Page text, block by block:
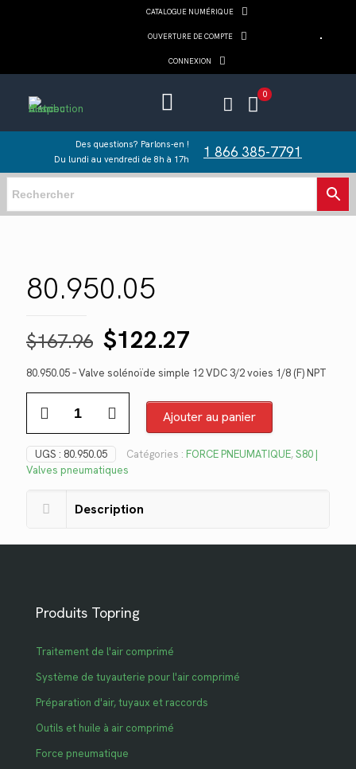
CATALOGUE NUMÉRIQUE
OUVERTURE DE COMPTE
CONNEXION
0
Des questions? Parlons-en !
Du lundi au vendredi de 8h à 17h
1 866 385-7791
80.950.05
$167.96 Le
prix
initial
était :
$167.96.
$122.27
prix
actuel
est :
$122.27.
80.950.05 – Valve solénoïde simple 12 VDC 3/2 voies 1/8 (F) NPT
Ajouter au panier
UGS : 80.950.05 Catégories : FORCE PNEUMATIQUE,S80 |
Valves pneumatiques
Description
Produits Topring
Traitement de l'air comprimé
Système de tuyauterie pour l'air comprimé
Préparation d'air, tuyaux et raccords
Outils et huile à air comprimé
Force pneumatique